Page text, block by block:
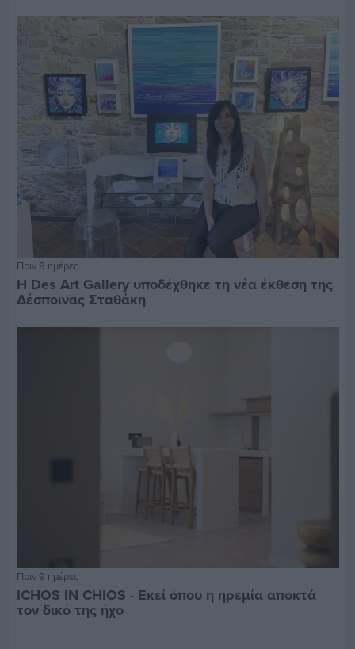
Πριν 9 ημέρες
Η Des Art Gallery υποδέχθηκε τη νέα έκθεση της
Δέσποινας Σταθάκη
Πριν 9 ημέρες
ICHOS IN CHIOS - Εκεί όπου η ηρεμία αποκτά
τον δικό της ήχο